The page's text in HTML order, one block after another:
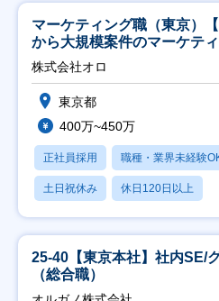
マーケティング職（東京）
から大規模案件のマーケテ
修充実】
株式会社オロ
東京都
400万~450万
正社員採用 職種・業界未経験
土日祝休み 休日120日以上
25-40【東京本社】社内SE/
（総合職）